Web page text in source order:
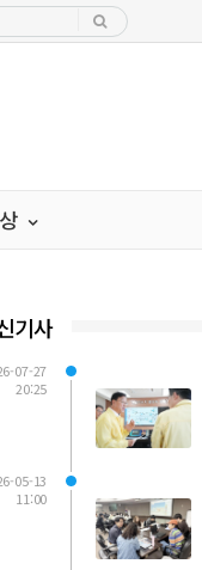
기사
07-27
20:25
05-13
11:00